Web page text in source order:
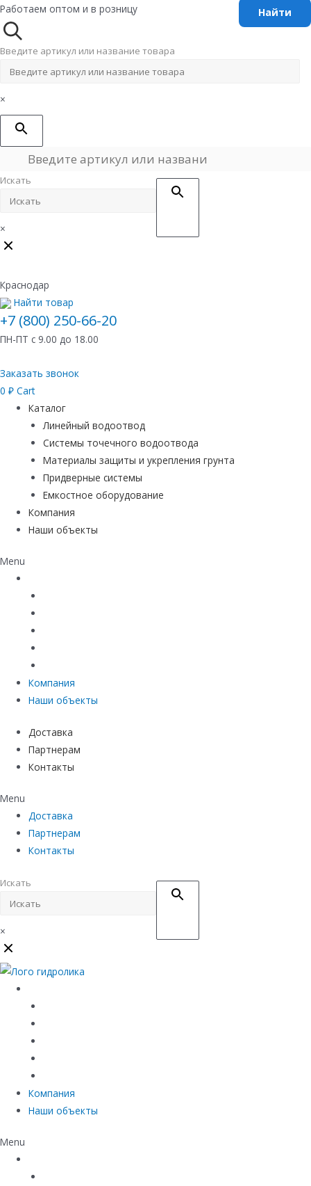
Перейти
к
содержимому
Работаем оптом и в розницу
Введите артикул или название товара
×
Искать
×
Краснодар
Найти товар
+7 (800) 250-66-20
ПН-ПТ с 9.00 до 18.00
Заказать звонок
0 ₽ Cart
Каталог
Линейный водоотвод
Системы точечного водоотвода
Материалы защиты и укрепления грунта
Придверные системы
Емкостное оборудование
Компания
Наши объекты
Menu
Компания
Наши объекты
Доставка
Партнерам
Контакты
Menu
Доставка
Партнерам
Контакты
Искать
×
Компания
Наши объекты
Menu